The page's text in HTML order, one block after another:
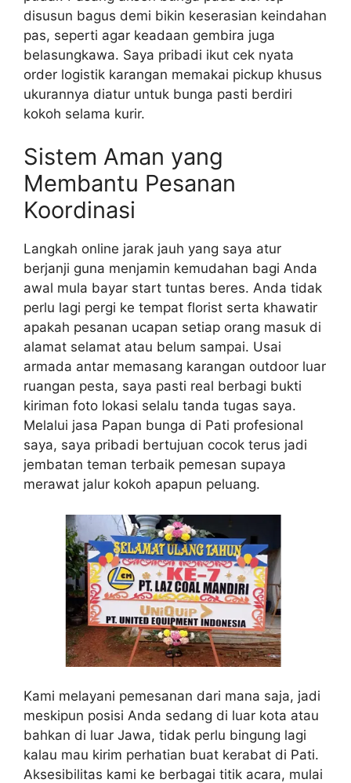
disusun bagus demi bikin keserasian keindahan
pas, seperti agar keadaan gembira juga
belasungkawa. Saya pribadi ikut cek nyata
order logistik karangan memakai pickup khusus
ukurannya diatur untuk bunga pasti berdiri
kokoh selama kurir.
Sistem Aman yang
Membantu Pesanan
Koordinasi
Langkah online jarak jauh yang saya atur
berjanji guna menjamin kemudahan bagi Anda
awal mula bayar start tuntas beres. Anda tidak
perlu lagi pergi ke tempat florist serta khawatir
apakah pesanan ucapan setiap orang masuk di
alamat selamat atau belum sampai. Usai
armada antar memasang karangan outdoor luar
ruangan pesta, saya pasti real berbagi bukti
kiriman foto lokasi selalu tanda tugas saya.
Melalui jasa Papan bunga di Pati profesional
saya, saya pribadi bertujuan cocok terus jadi
jembatan teman terbaik pemesan supaya
merawat jalur kokoh apapun peluang.
Kami melayani pemesanan dari mana saja, jadi
meskipun posisi Anda sedang di luar kota atau
bahkan di luar Jawa, tidak perlu bingung lagi
kalau mau kirim perhatian buat kerabat di Pati.
Aksesibilitas kami ke berbagai titik acara, mulai